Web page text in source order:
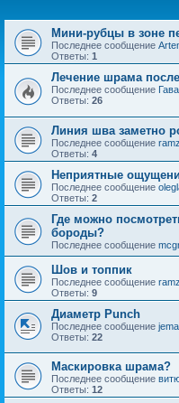
Мини-рубцы в зоне
Последнее сообщение
Ответы: 1
Лечение шрама
Последнее сообщение
Ответы: 26
Линия шва заметно
Последнее сообщение ramz
Ответы: 4
Неприятные
Последнее сообщение
Ответы: 2
Где можно
бороды?
Последнее сообщение
Шов и топпик
Последнее сообщение ramz
Ответы: 9
Диаметр Punch
Последнее сообщение jema
Ответы: 22
Маскировка шрама?
Последнее сообщение
Ответы: 12